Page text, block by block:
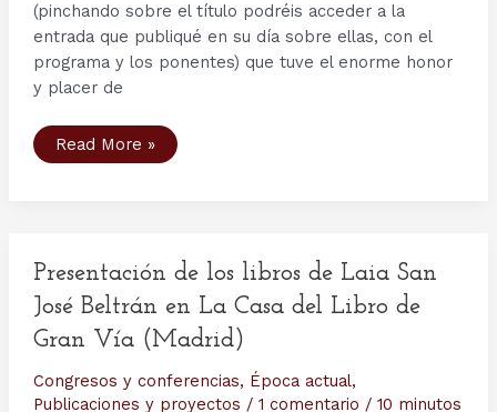
(pinchando sobre el título podréis acceder a la
entrada que publiqué en su día sobre ellas, con el
programa y los ponentes) que tuve el enorme honor
y placer de
Actas
y
Cultura
Vikinga
de
la
Universidad
de
Read More »
Presentación de los libros de Laia San
José Beltrán en La Casa del Libro de
Gran Vía (Madrid)
Congresos y conferencias, Época actual,
Publicaciones y proyectos / 1 comentario / 10 minutos